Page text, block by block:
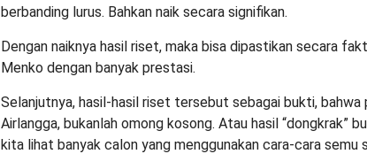
berbanding lurus. Bahkan naik secara signifikan.
Dengan naiknya hasil riset, maka bisa dipastikan secara
Menko dengan banyak prestasi.
Selanjutnya, hasil-hasil riset tersebut sebagai bukti,
Airlangga, bukanlah omong kosong. Atau hasil “dongkrak”
kita lihat banyak calon yang menggunakan cara-cara semu